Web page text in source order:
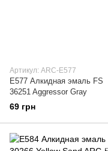
Артикул: ARC-E577
E577 Алкидная эмаль FS
36251 Aggressor Gray
69 грн